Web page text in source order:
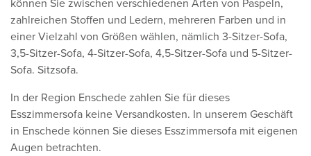
zahlreichen Stoffen und Ledern, mehreren Farben und in
einer Vielzahl von Größen wählen, nämlich 3-Sitzer-Sofa,
3,5-Sitzer-Sofa, 4-Sitzer-Sofa, 4,5-Sitzer-Sofa und 5-Sitzer-
Sofa. Sitzsofa.
In der Region Enschede zahlen Sie für dieses
Esszimmersofa keine Versandkosten. In unserem Geschäft
in Enschede können Sie dieses Esszimmersofa mit eigenen
Augen betrachten.